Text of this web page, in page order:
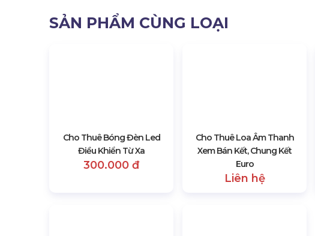
SẢN PHẨM CÙNG LOẠI
Cho Thuê Bóng Đèn Led
Điều Khiển Từ Xa
300.000 đ
Cho Thuê Loa Âm Thanh
Xem Bán Kết, Chung Kết